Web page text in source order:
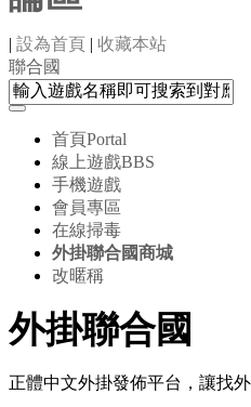
| 設為首頁 | 收藏本站
聯合國
首頁Portal
線上遊戲BBS
手機遊戲
會員專區
在線掃毒
外掛聯合國商城
改暱稱
外掛聯合國
正體中文外掛發佈平台，讓找